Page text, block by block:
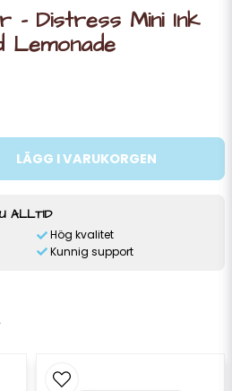
- Distress Mini Ink
Lemonade
LÄGG I VARUKORGEN
ALLTID
Hög kvalitet
Kunnig support